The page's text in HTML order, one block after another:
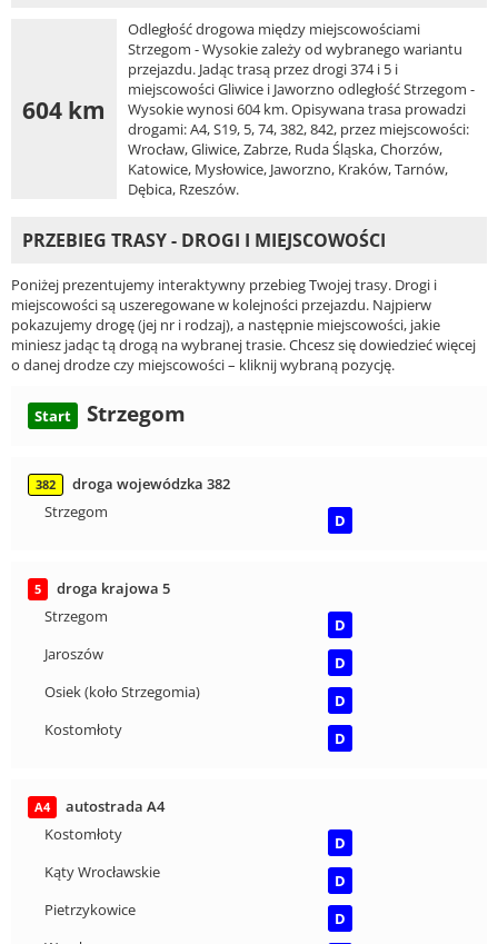
604 km
Odległość drogowa między miejscowościami
Strzegom - Wysokie zależy od wybranego wariantu
przejazdu. Jadąc trasą przez drogi 374 i 5 i
miejscowości Gliwice i Jaworzno odległość Strzegom -
Wysokie wynosi 604 km. Opisywana trasa prowadzi
drogami: A4, S19, 5, 74, 382, 842, przez miejscowości:
Wrocław, Gliwice, Zabrze, Ruda Śląska, Chorzów,
Katowice, Mysłowice, Jaworzno, Kraków, Tarnów,
Dębica, Rzeszów.
PRZEBIEG TRASY - DROGI I MIEJSCOWOŚCI
Poniżej prezentujemy interaktywny przebieg Twojej trasy. Drogi i
miejscowości są uszeregowane w kolejności przejazdu. Najpierw
pokazujemy drogę (jej nr i rodzaj), a następnie miejscowości, jakie
miniesz jadąc tą drogą na wybranej trasie. Chcesz się dowiedzieć więcej
o danej drodze czy miejscowości – kliknij wybraną pozycję.
Start Strzegom
382
droga wojewódzka 382
Strzegom
D
5
droga krajowa 5
Strzegom
D
Jaroszów
D
Osiek (koło Strzegomia)
D
Kostomłoty
D
A4
autostrada A4
Kostomłoty
D
Kąty Wrocławskie
D
Pietrzykowice
D